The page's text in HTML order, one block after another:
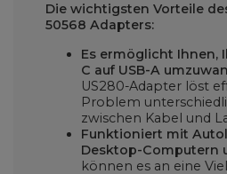
Die wichtigsten Vorteile
50568 Adapters:
Es ermöglicht Ihnen,
C auf USB-A
US280-Adapter löst
Problem
zwischen Kabel und
Funktioniert mit
Desktop-Computern
können es an eine